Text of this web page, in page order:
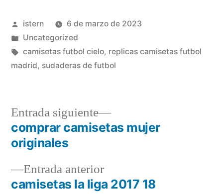
Publicado
por
istern
6 de marzo de 2023
Publicado
en
Uncategorized
Etiquetas:
camisetas futbol cielo, replicas camisetas futbol
madrid, sudaderas de futbol
Navegación
entradas
Entrada anteriorEntrada
anterior:
camisetas la liga 2017 18
Entrada siguiente
Entrada
siguiente:
comprar camisetas mujer
originales